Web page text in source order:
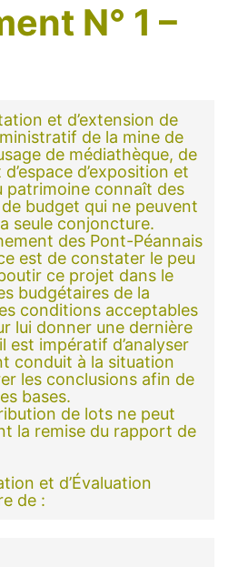
N° 1 –
et d’extension de
de la mine de
de médiathèque, de
d’exposition et
patrimoine connaît des
budget qui ne peuvent
seule conjoncture.
des Pont-Péannais
est de constater le peu
ce projet dans le
budgétaires de la
conditions acceptables
lui donner une dernière
est impératif d’analyser
conduit à la situation
les conclusions afin de
bases.
de lots ne peut
la remise du rapport de
et d’Évaluation
de :